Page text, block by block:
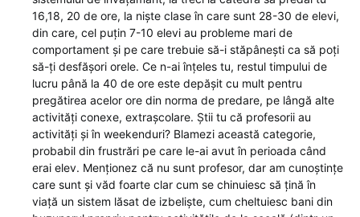
16,18, 20 de ore, la niște clase în care sunt 28-30 de elevi,
din care, cel puțin 7-10 elevi au probleme mari de
comportament și pe care trebuie să-i stăpânești ca să poți
să-ți desfășori orele. Ce n-ai înțeles tu, restul timpului de
lucru până la 40 de ore este depășit cu mult pentru
pregătirea acelor ore din norma de predare, pe lângă alte
activități conexe, extrașcolare. Știi tu că profesorii au
activități și în weekenduri? Blamezi această categorie,
probabil din frustrări pe care le-ai avut în perioada când
erai elev. Menționez că nu sunt profesor, dar am cunoștințe
care sunt și văd foarte clar cum se chinuiesc să țină în
viață un sistem lăsat de izbeliște, cum cheltuiesc bani din